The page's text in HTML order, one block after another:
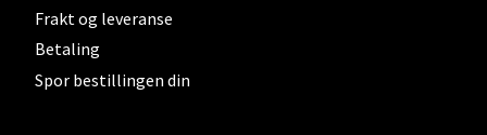
Frakt og leveranse
Betaling
Spor bestillingen din
Mo i Rana - Thon Senter Mo i Rana